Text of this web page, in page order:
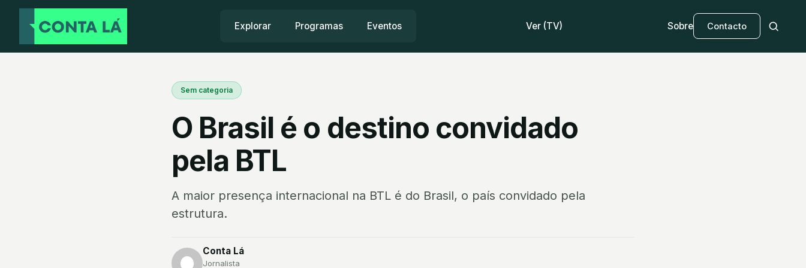
Explorar Programas Eventos Ver (TV) Sobre Contacto
Sem categoria
O Brasil é o destino convidado
pela BTL
A maior presença internacional na BTL é do Brasil, o país convidado pela
estrutura.
Conta Lá
Jornalista